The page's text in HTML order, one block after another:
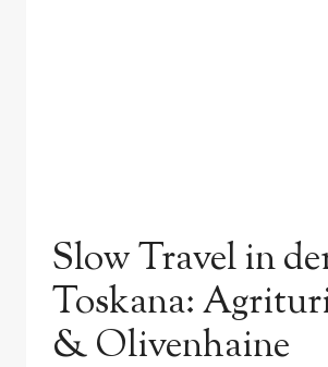
Slow Travel in
Toskana:
& Olivenhaine